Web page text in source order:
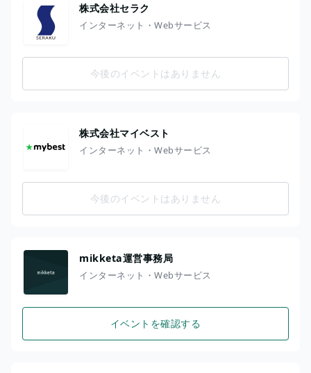
株式会社セラク
インターネット・Webサービス
今後のイベントはありません
株式会社マイベスト
インターネット・Webサービス
今後のイベントはありません
mikketa運営事務局
インターネット・Webサービス
イベントを確認する